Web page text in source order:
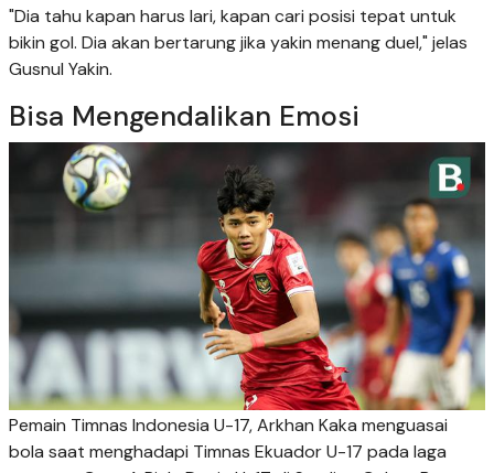
"Dia tahu kapan harus lari, kapan cari posisi tepat untuk
bikin gol. Dia akan bertarung jika yakin menang duel," jelas
Gusnul Yakin.
Bisa Mengendalikan Emosi
Pemain Timnas Indonesia U-17, Arkhan Kaka menguasai
bola saat menghadapi Timnas Ekuador U-17 pada laga